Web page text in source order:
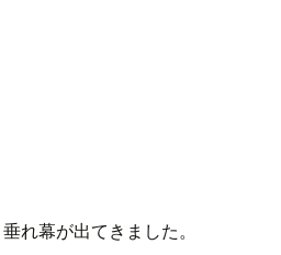
れ幕が出てきました。